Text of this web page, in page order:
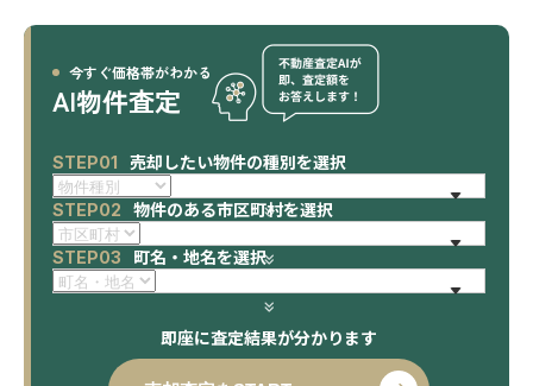
今すぐ価格帯がわかる
AI物件査定
STEP01 売却したい物件の種別を選択
STEP02 物件のある市区町村を選択
STEP03 町名・地名を選択
即座に査定結果が分かります